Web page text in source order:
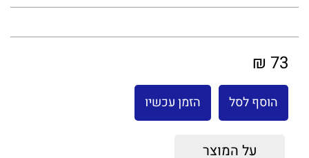
73 ₪
הוסף לסל הזמן עכשיו
על המוצר